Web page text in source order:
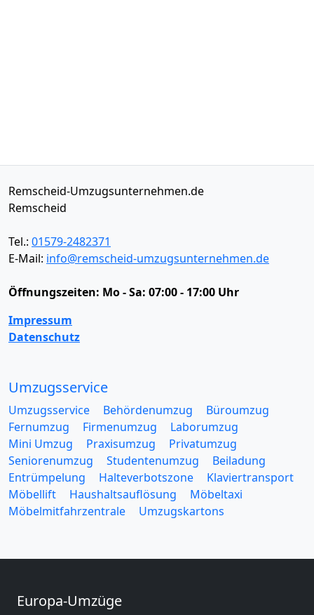
Remscheid-Umzugsunternehmen.de
Remscheid
Tel.: 01579-2482371
E-Mail: info@remscheid-umzugsunternehmen.de
Öffnungszeiten: Mo - Sa: 07:00 - 17:00 Uhr
Impressum
Datenschutz
Umzugsservice
Umzugsservice Behördenumzug
Büroumzug
Fernumzug
Firmenumzug
Laborumzug
Mini Umzug
Praxisumzug
Privatumzug
Seniorenumzug
Studentenumzug
Beiladung
Entrümpelung
Halteverbotszone
Klaviertransport
Möbellift
Haushaltsauflösung
Möbeltaxi
Möbelmitfahrzentrale
Umzugskartons
Europa-Umzüge